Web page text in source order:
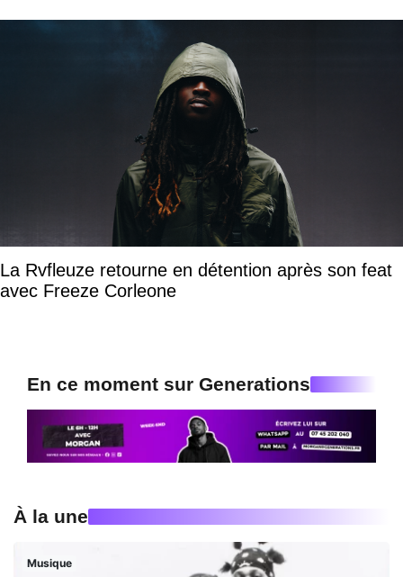
La Rvfleuze retourne en détention après son feat
avec Freeze Corleone
En ce moment sur Generations
À la une
Musique